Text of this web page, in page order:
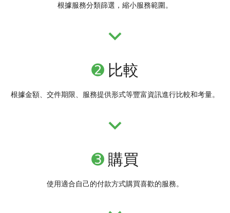
根據服務分類篩選，縮小服務範圍。
➋比較
根據金額、交件期限、服務提供形式等豐富資訊進行比較和考量。
➌購買
使用適合自己的付款方式購買喜歡的服務。